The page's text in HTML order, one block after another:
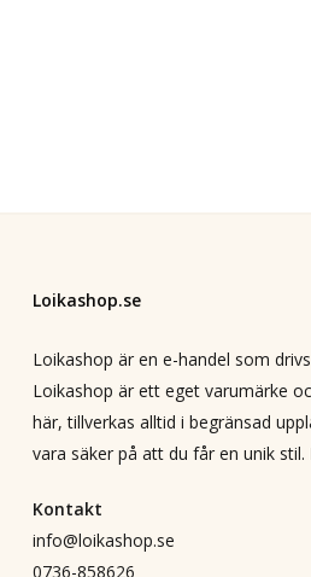
Loikashop.se
Loikashop är en e-handel som
Loikashop är ett eget varumärke
här, tillverkas alltid i begränsad
vara säker på att du får en unik stil.
Kontakt
info@loikashop.se
0736-858626